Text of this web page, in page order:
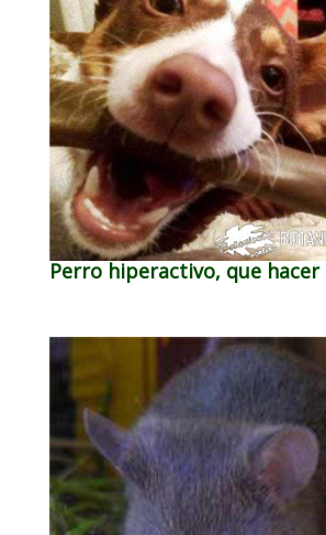
Perro hiperactivo, que hacer